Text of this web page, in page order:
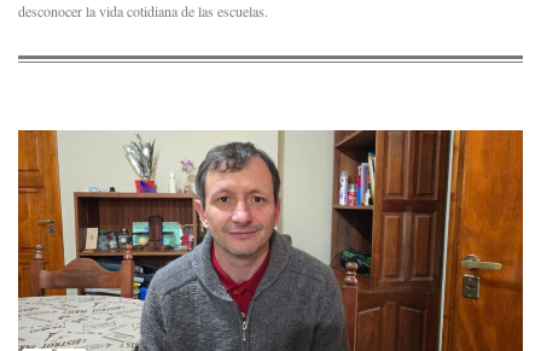
desconocer la vida cotidiana de las escuelas.